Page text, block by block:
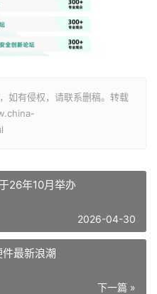
如有侵权，请联系删稿。转载
26年10月举办
2026-04-30
最新浪潮
下一篇 »